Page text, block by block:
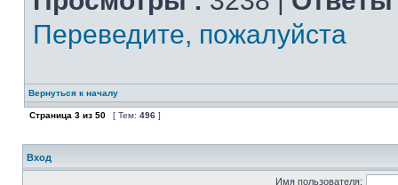
Переведите, пожалуйста
Вернуться к началу
Страница 3 из 50 [ Тем: 496 ]
Вход
Имя пользователя: